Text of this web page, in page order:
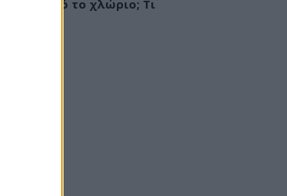
από το χλώριο; Τι